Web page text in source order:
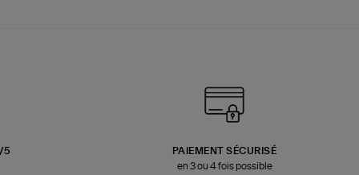
5
PAIEMENT SÉCURISÉ
en 3 ou 4 fois possible